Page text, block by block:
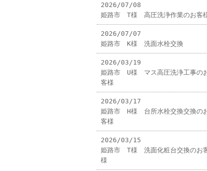
2026/07/08
姫路市 T様 高圧洗浄作業のお客
2026/07/07
姫路市 K様 洗面水栓交換
2026/03/19
姫路市 U様 マス高圧洗浄工事の
客様
2026/03/17
姫路市 H様 台所水栓交換交換の
客様
2026/03/15
姫路市 T様 洗面化粧台交換のお
様